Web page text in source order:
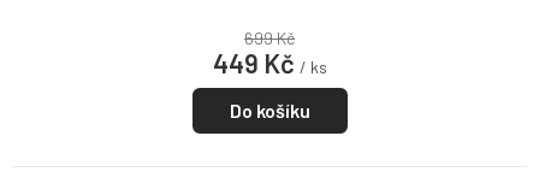
699 Kč
449 Kč / ks
Do košíku